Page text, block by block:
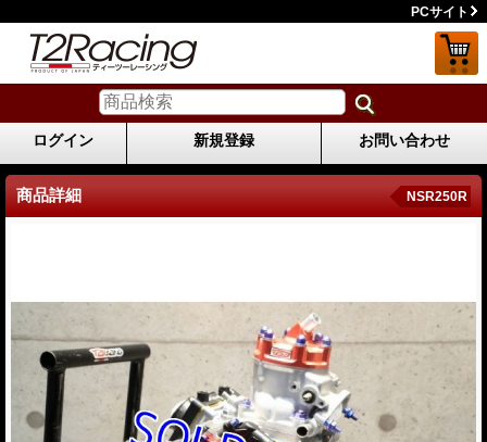
PCサイト
ログイン 新規登録 お問い合わせ
商品詳細 NSR250R